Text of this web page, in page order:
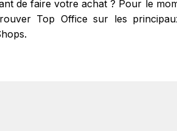
de faire votre achat ? Pour le
Top Office sur les